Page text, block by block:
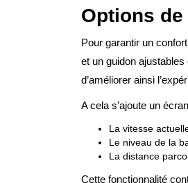
Options
Pour garantir un
et un guidon
d’améliorer ainsi
A cela s’ajoute un
La vitesse
Le niveau de la
La distance
Cette fonctionnalité